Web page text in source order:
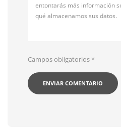
entontarás más información
qué almacenamos sus datos.
Campos obligatorios*